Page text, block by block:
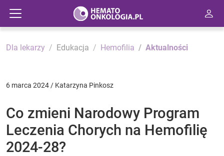
Dla lekarzy Edukacja Hemofilia Aktualności
6 marca 2024 / Katarzyna Pinkosz
Co zmieni Narodowy Program
Leczenia Chorych na Hemofilię
2024-28?